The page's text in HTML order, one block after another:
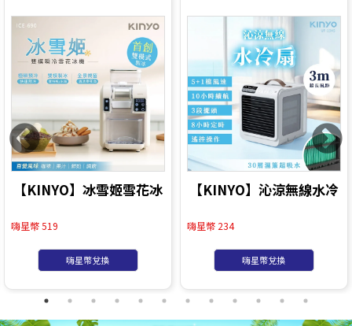
【KINYO】冰雪姬雪花冰
嗨星幣 519
嗨星幣兌換
【KINYO】沁涼無線水冷
嗨星幣 234
嗨星幣兌換